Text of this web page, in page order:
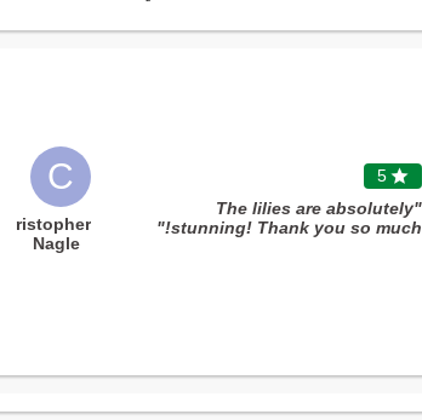
C
Christopher
Nagle
5
"The lilies are absolutely
stunning! Thank you so much!"